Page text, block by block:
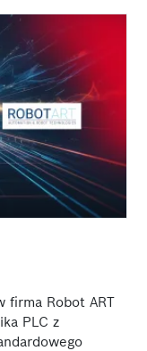
firma Robot ART
PLC z